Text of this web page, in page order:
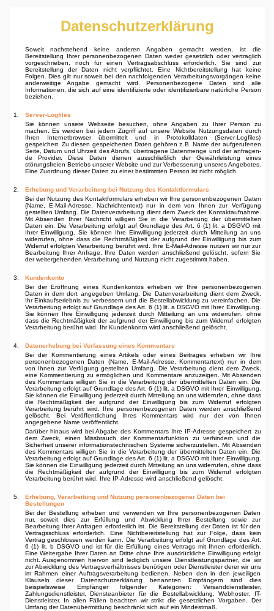
Datenschutzerklärung
Soweit nachstehend keine anderen Angaben gemacht werden, ist die
Bereitstellung Ihrer personen­bezogenen Daten weder gesetzlich oder vertraglich
vorgeschrieben, noch für einen Vertragsab­schluss erforderlich. Sie sind zur
Bereitstellung der Daten nicht verpflichtet. Eine Nichtbereitstellung hat keine
Folgen. Dies gilt nur soweit bei den nachfolgenden Verarbeitungsvorgängen keine
ander­weitige Angabe gemacht wird. Personenbezogene Daten sind alle
Informationen, die sich auf eine identifizierte oder identifizierbare natürliche Person
beziehen.
1.
Server-Logfiles
Sie können unsere Webseite besuchen, ohne Angaben zu Ihrer Person zu
machen. Es werden bei jedem Zugriff auf unsere Website Nutzungsdaten durch
Ihren Internetbrowser übermittelt und in Protokolldaten (Server-Logfiles)
gespeichert. Zu diesen gespeicherten Daten gehören z.B. Name der aufgerufenen
Seite, Datum und Uhrzeit des Abrufs, übertragene Datenmenge und der anfragen­
de Provider. Diese Daten dienen ausschließlich der Gewährleistung eines
störungsfreien Betriebs unserer Website und zur Verbesserung unseres Angebotes.
Eine Zuordnung dieser Daten zu einer bestimmten Person ist nicht möglich.
2.
Erhebung und Verarbeitung bei Nutzung des Kontaktformulars
Bei der Nutzung des Kontaktformulars erheben wir Ihre personenbezogenen Daten
(Name, E-Mail-Adresse, Nachrichtentext) nur in dem von Ihnen zur Verfügung
gestellten Umfang. Die Datenver­arbeitung dient dem Zweck der Kontaktaufnahme.
Mit Absenden Ihrer Nachricht willigen Sie in die Verarbeitung der übermittelten
Daten ein. Die Verarbeitung erfolgt auf Grundlage des Art. 6 (1) lit. a DSGVO mit
Ihrer Einwilligung. Sie können Ihre Einwilligung jederzeit durch Mitteilung an uns
widerrufen, ohne dass die Rechtmäßigkeit der aufgrund der Einwilligung bis zum
Widerruf erfolgten Verarbeitung berührt wird. Ihre E-Mail-Adresse nutzen wir nur zur
Bearbeitung Ihrer Anfrage. Ihre Daten werden anschließend gelöscht, sofern Sie
der weitergehenden Verarbeitung und Nutzung nicht zugestimmt haben.
3.
Kundenkonto
Bei der Eröffnung eines Kundenkontos erheben wir Ihre personenbezogenen
Daten in dem dort angegeben Umfang. Die Datenverarbeitung dient dem Zweck,
Ihr Einkaufserlebnis zu verbessern und die Bestellabwicklung zu vereinfachen. Die
Verarbeitung erfolgt auf Grundlage des Art. 6 (1) lit. a DSGVO mit Ihrer Einwilligung.
Sie können Ihre Einwilligung jederzeit durch Mitteilung an uns widerrufen, ohne
dass die Rechtmäßigkeit der aufgrund der Einwilligung bis zum Widerruf erfolgten
Verarbeitung berührt wird. Ihr Kundenkonto wird anschließend gelöscht.
4.
Datenerhebung bei Verfassung eines Kommentars
Bei der Kommentierung eines Artikels oder eines Beitrages erheben wir Ihre
personenbezogenen Daten (Name, E-Mail-Adresse, Kommentartext) nur in dem
von Ihnen zur Verfügung gestellten Umfang. Die Verarbeitung dient dem Zweck,
eine Kommentierung zu ermöglichen und Kommentare anzuzeigen. Mit Absenden
des Kommentars willigen Sie in die Verarbeitung der übermittelten Daten ein. Die
Verarbeitung erfolgt auf Grundlage des Art. 6 (1) lit. a DSGVO mit Ihrer Einwilligung.
Sie können die Einwilligung jederzeit durch Mitteilung an uns widerrufen, ohne dass
die Rechtmäßigkeit der aufgrund der Einwilligung bis zum Widerruf erfolgten
Verarbeitung berührt wird. Ihre personen­bezogenen Daten werden anschließend
gelöscht. Bei Veröffentlichung Ihres Kommentars wird nur der von Ihnen
angegebene Name veröffentlicht.
Darüber hinaus wird bei Abgabe des Kommentars Ihre IP-Adresse gespeichert zu
dem Zweck, einen Missbrauch der Kommentarfunktion zu verhindern und die
Sicherheit unserer informations­technischen Systeme sicherzustellen. Mit Absenden
des Kommentars willigen Sie in die Verarbei­tung der übermittelten Daten ein. Die
Verarbeitung erfolgt auf Grundlage des Art. 6 (1) lit. a DSGVO mit Ihrer Einwilligung.
Sie können die Einwilligung jederzeit durch Mitteilung an uns widerrufen, ohne dass
die Rechtmäßigkeit der aufgrund der Einwilligung bis zum Widerruf erfolgten
Verarbei­tung berührt wird. Ihre IP-Adresse wird anschließend gelöscht.
5.
Erhebung, Verarbeitung und Nutzung personenbezogener Daten bei
Bestellungen
Bei der Bestellung erheben und verwenden wir Ihre personenbezogenen Daten
nur, soweit dies zur Erfüllung und Abwicklung Ihrer Bestellung sowie zur
Bearbeitung Ihrer Anfragen erforderlich ist. Die Bereitstellung der Daten ist für den
Vertragsschluss erforderlich. Eine Nichtbereitstellung hat zur Folge, dass kein
Vertrag geschlossen werden kann. Die Verarbeitung erfolgt auf Grundlage des Art.
6 (1) lit. b DSGVO und ist für die Erfüllung eines Vertrags mit Ihnen erforderlich.
Eine Weitergabe Ihrer Daten an Dritte ohne Ihre ausdrückliche Einwilligung erfolgt
nicht. Ausgenommen hiervon sind lediglich unsere Dienstleistungspartner, die wir
zur Abwicklung des Vertragsverhältnisses benötigen oder Dienstleister derer wir uns
im Rahmen einer Auftragsverarbeitung bedienen. Neben den in den jeweiligen
Klauseln dieser Datenschutzerklärung benannten Empfängern sind dies
beispielsweise Empfänger folgender Kategorien: Versanddienstleister,
Zahlungsdienstleister, Diensteanbieter für die Bestellabwicklung, Webhoster, IT-
Dienstleister. In allen Fällen beachten wir strikt die gesetz­lichen Vorgaben. Der
Umfang der Datenübermittlung beschränkt sich auf ein Mindestmaß.